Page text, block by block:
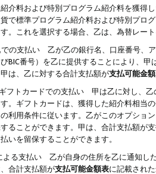
介料および特別プログラム紹介料を獲得
で標準プログラム紹介料および特別プロ
。これを選択する場合、乙は、為替レー
の支払い 乙が乙の銀行名、口座番号、
BIC番号）を乙に提供することにより、
は、乙に対する合計支払額が支払可能金
フトカードでの支払い 甲は乙に対し、乙
。ギフトカードは、獲得した紹介料相当
利用条件に従います。乙がこのオプショ
ることができます。甲は、合計支払額が
いを留保することができます。
よる支払い 乙が自身の住所を乙に通知し
合計支払額が支払可能金額表に記載され